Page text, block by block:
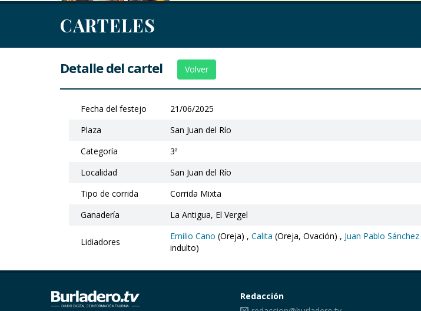
CARTELES
Detalle del cartel Volver
Fecha del festejo
21/06/2025
Plaza
San Juan del Río
Categoría
3ª
Localidad
San Juan del Río
Tipo de corrida
Corrida Mixta
Ganadería
La Antigua, El Vergel
Lidiadores
Emilio Cano (Oreja) , Calita (Oreja, Ovación) , Juan Pablo Sánchez
indulto)
Redacción